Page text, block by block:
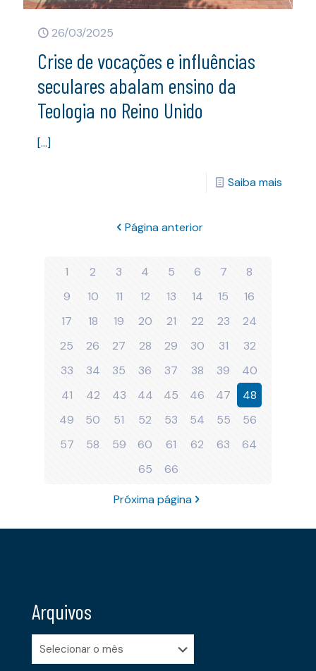
26/03/2025
Crise de vocações e influências
seculares abalam ensino da
Teologia no Reino Unido
[…]
Saiba mais
Página anterior
1 2 3 4 5 6 7
8
9
10 11 12 13 14 15
16
17
18 19 20 21 22 23
24
25
26 27 28 29 30 31
32
33
34 35 36 37 38 39
40
41
42 43 44 45 46 47
48
49
50 51 52 53 54 55
56
57
58 59 60 61 62 63
64
65
66
Próxima página
Arquivos
Arquivos